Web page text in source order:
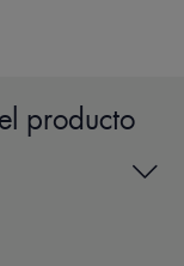
lípidos y
producto